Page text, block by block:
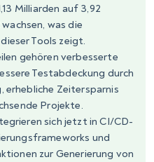
Milliarden auf 3,92
was die
Tools zeigt.
gehören verbesserte
Testabdeckung durch
Zeitersparnis
Projekte.
sich jetzt in CI/CD-
und
zur Generierung von